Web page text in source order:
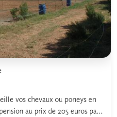
vos chevaux ou poneys en
au prix de 205 euros par